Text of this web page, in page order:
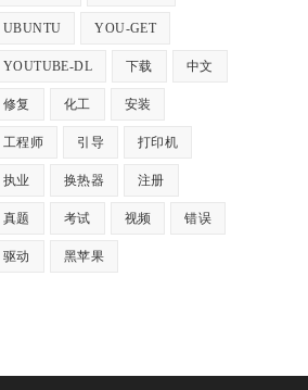
UBUNTU YOU-GET
YOUTUBE-DL 下载 中文
修复 化工 安装
工程师 引导 打印机
执业 换热器 注册
真题 考试 视频 错误
驱动 黑苹果